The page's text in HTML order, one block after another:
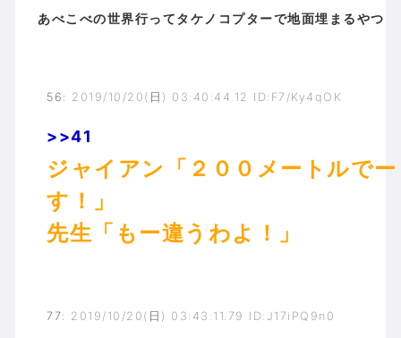
あべこべの世界行ってタケノコプターで地面埋まるやつ
56 : 2019/10/20(日) 03:40:44.12 ID:F7/Ky4qOK
>>41
ジャイアン「２００メートルでー
す！」
先生「もー違うわよ！」
77: 2019/10/20(日) 03:43:11.79 ID:J17iPQ9n0